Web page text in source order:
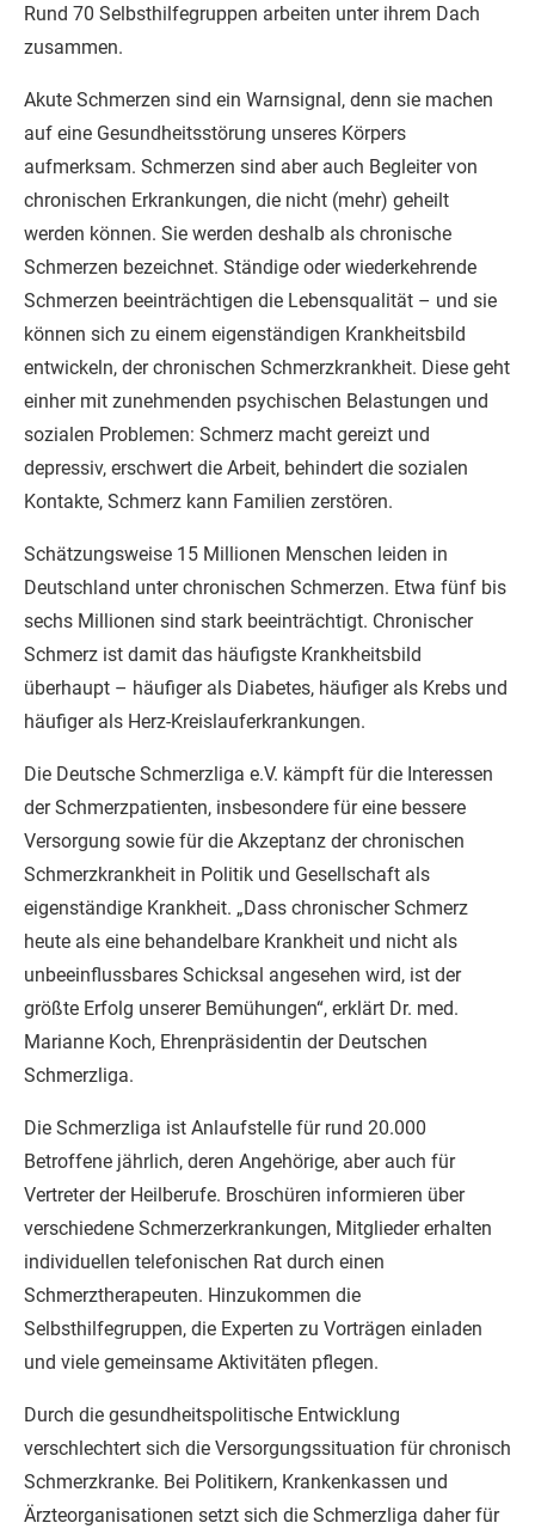
Rund 70 Selbsthilfegruppen arbeiten unter ihrem Dach
zusammen.
Akute Schmerzen sind ein Warnsignal, denn sie machen
auf eine Gesundheitsstörung unseres Körpers
aufmerksam. Schmerzen sind aber auch Begleiter von
chronischen Erkrankungen, die nicht (mehr) geheilt
werden können. Sie werden deshalb als chronische
Schmerzen bezeichnet. Ständige oder wiederkehrende
Schmerzen beeinträchtigen die Lebensqualität – und sie
können sich zu einem eigenständigen Krankheitsbild
entwickeln, der chronischen Schmerzkrankheit. Diese geht
einher mit zunehmenden psychischen Belastungen und
sozialen Problemen: Schmerz macht gereizt und
depressiv, erschwert die Arbeit, behindert die sozialen
Kontakte, Schmerz kann Familien zerstören.
Schätzungsweise 15 Millionen Menschen leiden in
Deutschland unter chronischen Schmerzen. Etwa fünf bis
sechs Millionen sind stark beeinträchtigt. Chronischer
Schmerz ist damit das häufigste Krankheitsbild
überhaupt – häufiger als Diabetes, häufiger als Krebs und
häufiger als Herz-Kreislauferkrankungen.
Die Deutsche Schmerzliga e.V. kämpft für die Interessen
der Schmerzpatienten, insbesondere für eine bessere
Versorgung sowie für die Akzeptanz der chronischen
Schmerzkrankheit in Politik und Gesellschaft als
eigenständige Krankheit. „Dass chronischer Schmerz
heute als eine behandelbare Krankheit und nicht als
unbeeinflussbares Schicksal angesehen wird, ist der
größte Erfolg unserer Bemühungen“, erklärt Dr. med.
Marianne Koch, Ehrenpräsidentin der Deutschen
Schmerzliga.
Die Schmerzliga ist Anlaufstelle für rund 20.000
Betroffene jährlich, deren Angehörige, aber auch für
Vertreter der Heilberufe. Broschüren informieren über
verschiedene Schmerzerkrankungen, Mitglieder erhalten
individuellen telefonischen Rat durch einen
Schmerztherapeuten. Hinzukommen die
Selbsthilfegruppen, die Experten zu Vorträgen einladen
und viele gemeinsame Aktivitäten pflegen.
Durch die gesundheitspolitische Entwicklung
verschlechtert sich die Versorgungssituation für chronisch
Schmerzkranke. Bei Politikern, Krankenkassen und
Ärzteorganisationen setzt sich die Schmerzliga daher für